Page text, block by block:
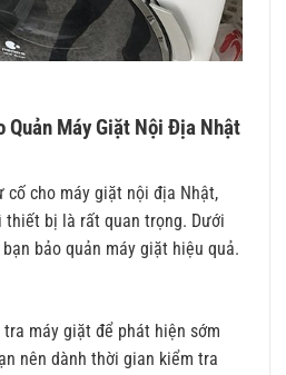
Quản Máy Giặt Nội Địa Nhật
cố cho máy giặt nội địa Nhật,
thiết bị là rất quan trọng. Dưới
bảo quản máy giặt hiệu quả.
máy giặt để phát hiện sớm
nên dành thời gian kiểm tra